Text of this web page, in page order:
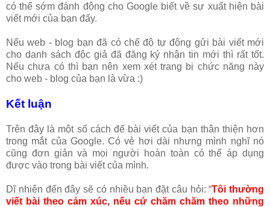
có thể sớm đánh động cho Google biết về sự xuất hiện bài
viết mới của bạn đấy.
Nếu web - blog bạn đã có chế độ tự động gửi bài viết mới
cho danh sách độc giả đã đăng ký nhận tin mới thì rất tốt.
Nếu chưa có thì bạn nên xem xét trang bị chức năng này
cho web - blog của bạn là vừa :)
Kết luận
Trên đây là một số cách để bài viết của bạn thân thiện hơn
trong mắt của Google. Có vẻ hơi dài nhưng mình nghĩ nó
cũng đơn giản và mọi người hoàn toàn có thể áp dụng
được vào trong bài viết của mình.
Dĩ nhiên đến đây sẽ có nhiều bạn đặt câu hỏi: “Tôi thường
viết bài theo cảm xúc, nếu cứ chăm chăm theo những